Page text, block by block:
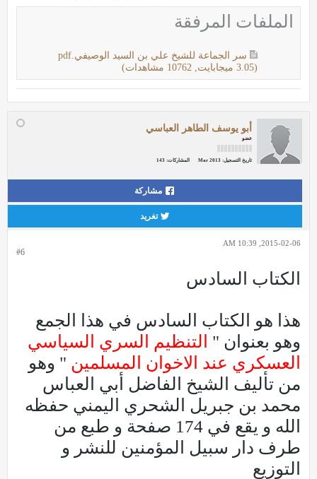
الملفات المرفقة
سر الجماعة للشيخ علي بن السيد الوصيفي.pdf
(3.05 ميجابايت, 10762 مشاهدات)
أبو يوسف الطاهر العباسي
عضو
تاريخ التسجيل: Mar 2013 المشاركات: 143
مشاركة
تغريد
#6
2015-02-06, 10:39 AM
الكتاب السادس
هذا هو الكتاب السادس في هذا الجمع
وهو بعنوان " التنظيم السري السياسي
العسكري عند الاخوان المسلمين " وهو
من تأليف الشيخ الفاضل أبي العباس
محمد بن جبريل الشحري اليمني حفظه
الله و يقع في 174 صفحة و طبع من
طرف دار سبيل المؤمنين للنشر و
التوزيع